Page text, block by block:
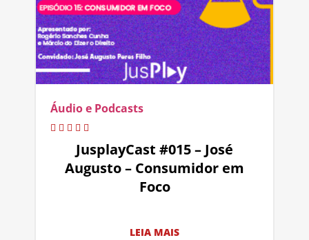
Áudio e Podcasts
JusplayCast #015 – José
Augusto – Consumidor em
Foco
LEIA MAIS